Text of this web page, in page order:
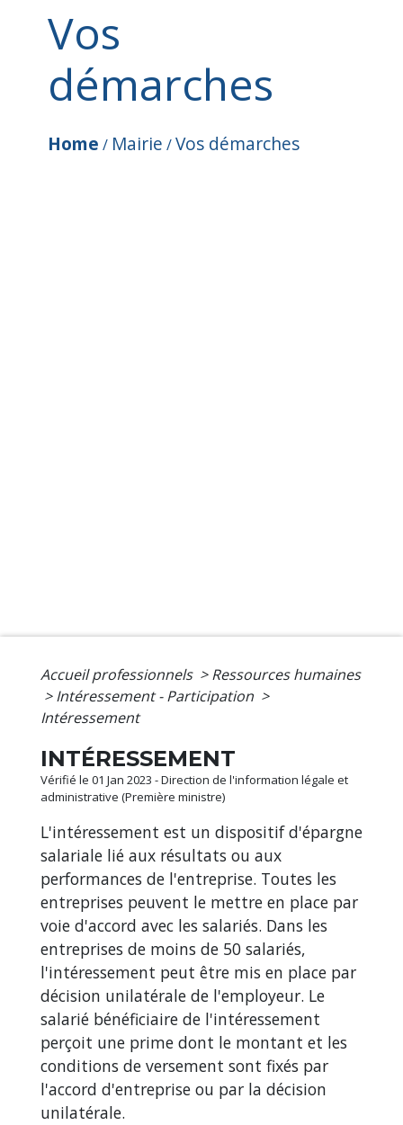
Vos
démarches
Home / Mairie /Vos démarches
Accueil professionnels > Ressources humaines
> Intéressement - Participation >
Intéressement
INTÉRESSEMENT
Vérifié le 01 Jan 2023 - Direction de l'information légale et
administrative (Première ministre)
L'intéressement est un dispositif d'épargne
salariale lié aux résultats ou aux
performances de l'entreprise. Toutes les
entreprises peuvent le mettre en place par
voie d'accord avec les salariés. Dans les
entreprises de moins de 50 salariés,
l'intéressement peut être mis en place par
décision unilatérale de l'employeur. Le
salarié bénéficiaire de l'intéressement
perçoit une prime dont le montant et les
conditions de versement sont fixés par
l'accord d'entreprise ou par la décision
unilatérale.